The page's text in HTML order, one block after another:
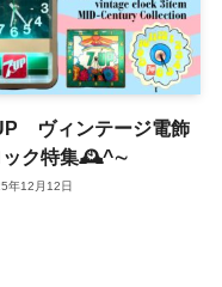
ヴィンテージ電飾
ック特集🕰^∼
年12月12日